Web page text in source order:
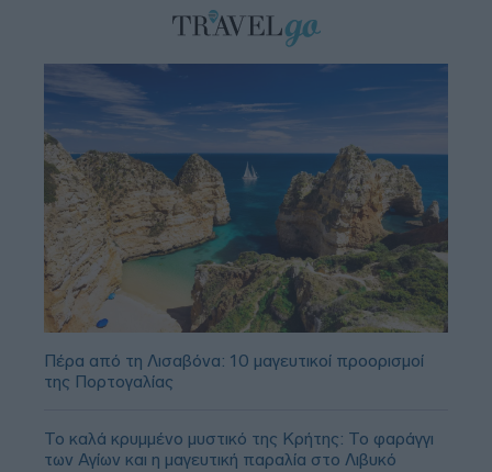
Πέρα από τη Λισαβόνα: 10 μαγευτικοί προορισμοί
της Πορτογαλίας
Το καλά κρυμμένο μυστικό της Κρήτης: Το φαράγγι
των Αγίων και η μαγευτική παραλία στο Λιβυκό